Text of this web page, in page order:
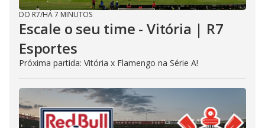
DO R7/HÁ 7 MINUTOS
Escale o seu time - Vitória | R7
Esportes
Próxima partida: Vitória x Flamengo na Série A!